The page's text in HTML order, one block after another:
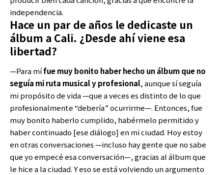
independencia.
Hace un par de años le dedicaste un
álbum a Cali. ¿Desde ahí viene esa
libertad?
—Para mífue muy bonito haber hecho un álbum que no
seguía mi ruta musical y profesional, aunque sí seguía
mi propósito de vida —que a veces es distinto de lo que
profesionalmente “debería” ocurrirme—. Entonces, fue
muy bonito haberlo cumplido, habérmelo permitido y
haber continuado [ese diálogo] en mi ciudad. Hoy estoy
en otras conversaciones —incluso hay gente que no sabe
que yo empecé esa conversación—, gracias al álbum que
le hice a la ciudad. Y eso se está volviendo un argumento